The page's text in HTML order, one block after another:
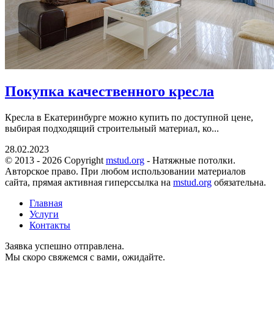
Покупка качественного кресла
Кресла в Екатеринбурге можно купить по доступной цене,
выбирая подходящий строительный материал, ко...
28.02.2023
© 2013 - 2026 Copyright mstud.org - Натяжные потолки.
Авторское право. При любом использовании материалов
сайта, прямая активная гиперссылка на mstud.org обязательна.
Главная
Услуги
Контакты
Заявка успешно отправлена.
Мы скоро свяжемся с вами, ожидайте.